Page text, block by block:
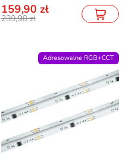
159,90
239,90
Adresowalne RGB+CCT